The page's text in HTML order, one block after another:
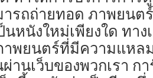
ารถถ่ายทอด ภาพยนต
นหนังใหม่เพียงใด ทาง
าพยนตร์ที่มีความแหล
านเว็บของพวกเรา ก